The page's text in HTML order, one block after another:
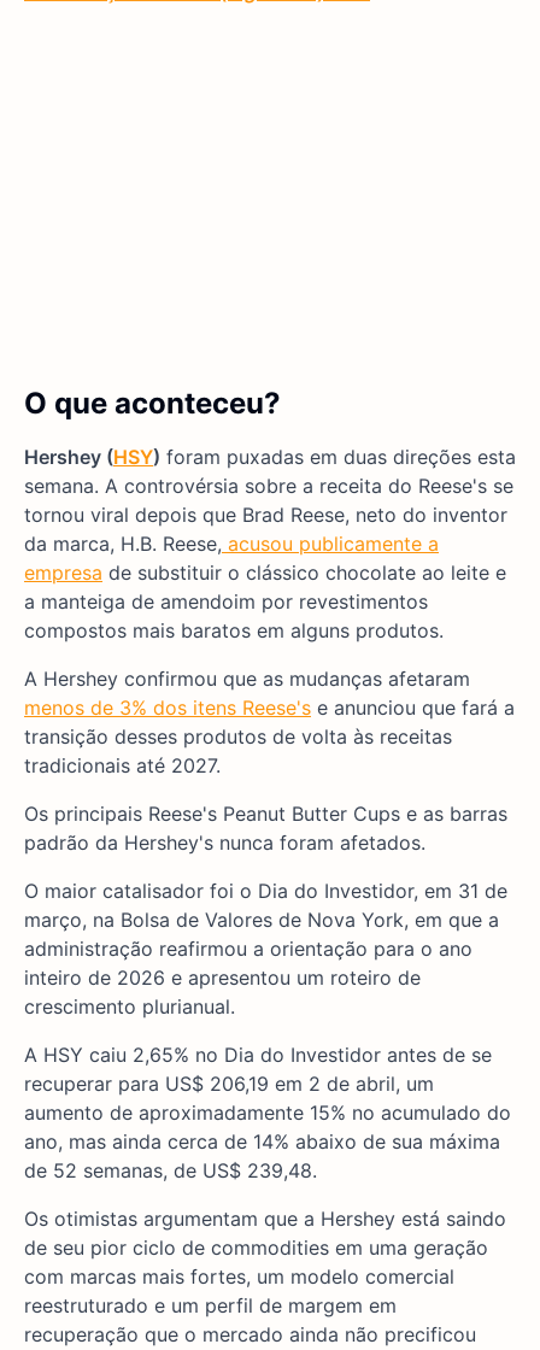
O que aconteceu?
Hershey (HSY) foram puxadas em duas direções esta
semana. A controvérsia sobre a receita do Reese's se
tornou viral depois que Brad Reese, neto do inventor
da marca, H.B. Reese, acusou publicamente a
empresa de substituir o clássico chocolate ao leite e
a manteiga de amendoim por revestimentos
compostos mais baratos em alguns produtos.
A Hershey confirmou que as mudanças afetaram
menos de 3% dos itens Reese's e anunciou que fará a
transição desses produtos de volta às receitas
tradicionais até 2027.
Os principais Reese's Peanut Butter Cups e as barras
padrão da Hershey's nunca foram afetados.
O maior catalisador foi o Dia do Investidor, em 31 de
março, na Bolsa de Valores de Nova York, em que a
administração reafirmou a orientação para o ano
inteiro de 2026 e apresentou um roteiro de
crescimento plurianual.
A HSY caiu 2,65% no Dia do Investidor antes de se
recuperar para US$ 206,19 em 2 de abril, um
aumento de aproximadamente 15% no acumulado do
ano, mas ainda cerca de 14% abaixo de sua máxima
de 52 semanas, de US$ 239,48.
Os otimistas argumentam que a Hershey está saindo
de seu pior ciclo de commodities em uma geração
com marcas mais fortes, um modelo comercial
reestruturado e um perfil de margem em
recuperação que o mercado ainda não precificou